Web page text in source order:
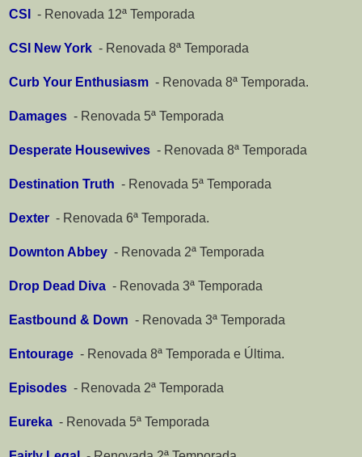
CSI - Renovada 12ª Temporada
CSI New York - Renovada 8ª Temporada
Curb Your Enthusiasm - Renovada 8ª Temporada.
Damages - Renovada 5ª Temporada
Desperate Housewives - Renovada 8ª Temporada
Destination Truth - Renovada 5ª Temporada
Dexter - Renovada 6ª Temporada.
Downton Abbey - Renovada 2ª Temporada
Drop Dead Diva - Renovada 3ª Temporada
Eastbound & Down - Renovada 3ª Temporada
Entourage - Renovada 8ª Temporada e Última.
Episodes - Renovada 2ª Temporada
Eureka - Renovada 5ª Temporada